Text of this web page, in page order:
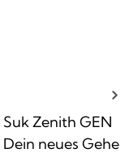
Suk Zenith GEN
neues Gehe